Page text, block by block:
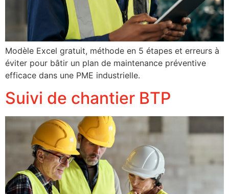
Modèle Excel gratuit, méthode en 5 étapes et erreurs à
éviter pour bâtir un plan de maintenance préventive
efficace dans une PME industrielle.
Suivi de chantier BTP